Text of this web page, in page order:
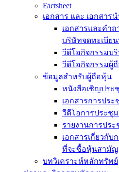
Factsheet
เอกสาร และ เอกสารน
เอกสารและคำ
บริษัทจดทะเบีย
วีดีโอกิจกรรมบ
วีดีโอกิจกรรมผู้
ข้อมูลสำหรับผู้ถือหุ้น
หนังสือเชิญประ
เอกสารการปร
วีดีโอการประชุ
รายงานการปร
เอกสารเกี่ยวกั
ที่จะซื้อหุ้นสามัญ
บทวิเคราะห์หลักทรัพย์